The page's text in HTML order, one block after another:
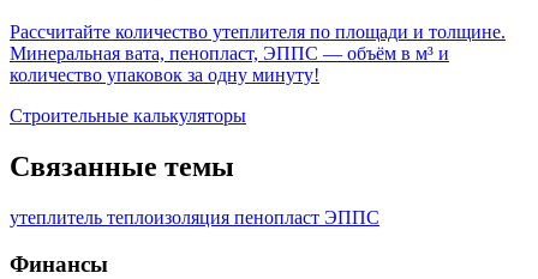
Рассчитайте количество утеплителя по площади и толщине.
Минеральная вата, пенопласт, ЭППС — объём в м³ и
количество упаковок за одну минуту!
Строительные калькуляторы
Связанные темы
утеплитель теплоизоляция пенопласт ЭППС
Финансы